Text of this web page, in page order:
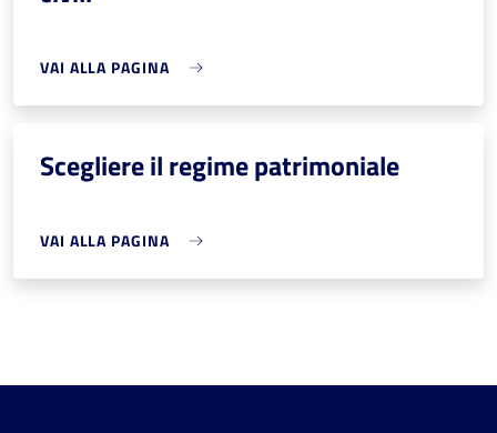
VAI ALLA PAGINA
Scegliere il regime patrimoniale
VAI ALLA PAGINA